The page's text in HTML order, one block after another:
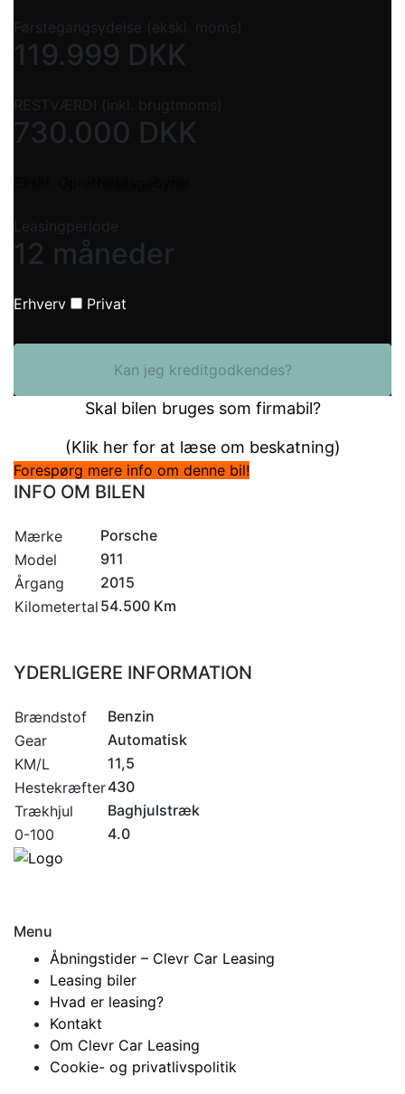
Førstegangsydelse (ekskl. moms)
119.999 DKK
RESTVÆRDI (inkl. brugtmoms)
730.000 DKK
Leasingperiode
12 måneder
Erhverv Privat
Kan jeg kreditgodkendes?
Skal bilen bruges som firmabil?
(Klik her for at læse om beskatning)
Forespørg mere info om denne bil!
INFO OM BILEN
Mærke
Porsche
Model
911
Årgang
2015
Kilometertal 54.500 Km
YDERLIGERE INFORMATION
Brændstof
Benzin
Gear
Automatisk
KM/L
11,5
Hestekræfter430
Trækhjul
Baghjulstræk
0-100
4.0
Menu
Åbningstider – Clevr Car Leasing
Leasing biler
Hvad er leasing?
Kontakt
Om Clevr Car Leasing
Cookie- og privatlivspolitik